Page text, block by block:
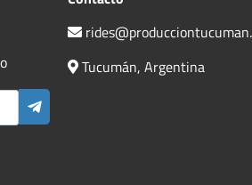
Tucumán, Argentina